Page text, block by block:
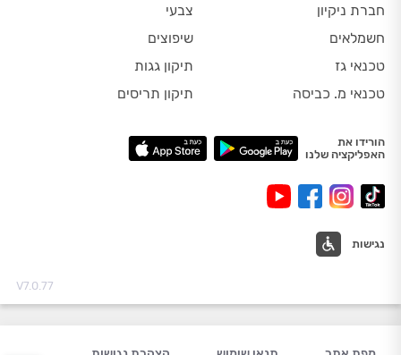
חברת ניקיון
חשמלאים
טכנאי גז
טכנאי מ. כביסה
צבעי
שיפוצים
תיקון גגות
תיקון תריסים
הורידו את
האפליקציה שלנו
נגישות
V7.0.77